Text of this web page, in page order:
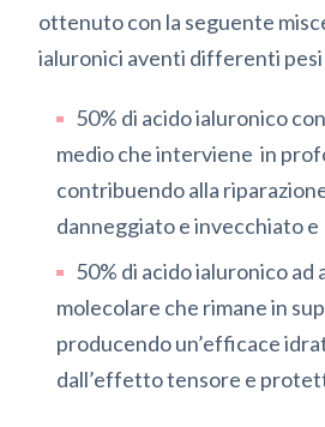
ottenuto con la seguente
ialuronici aventi differenti
50% di acido ialuronico
medio che interviene in
contribuendo alla
danneggiato e invecchiato e
50% di acido ialuronico ad
molecolare che rimane in
producendo un’efficace
dall’effetto tensore e